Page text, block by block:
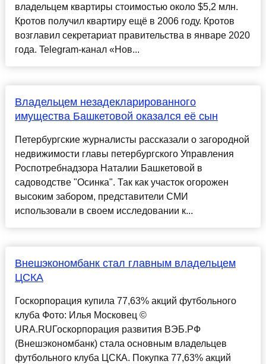
владельцем квартиры стоимостью около $5,2 млн.
Кротов получил квартиру ещё в 2006 году. Кротов
возглавил секретариат правительства в январе 2020
года. Telegram-канал «Нов...
Владельцем незадекларированного
имущества Башкетовой оказался её сын
Петербургские журналисты рассказали о загородной
недвижимости главы петербургского Управления
Роспотребнадзора Наталии Башкетовой в
садоводстве "Осинка". Так как участок огорожен
высоким забором, представители СМИ
использовали в своем исследовании к...
Внешэкономбанк стал главным владельцем
ЦСКА
Госкорпорация купила 77,63% акций футбольного
клуба Фото: Илья Московец ©
URA.RUГоскорпорация развития ВЭБ.РФ
(Внешэкономбанк) стала основным владельцев
футбольного клуба ЦСКА. Покупка 77,63% акций